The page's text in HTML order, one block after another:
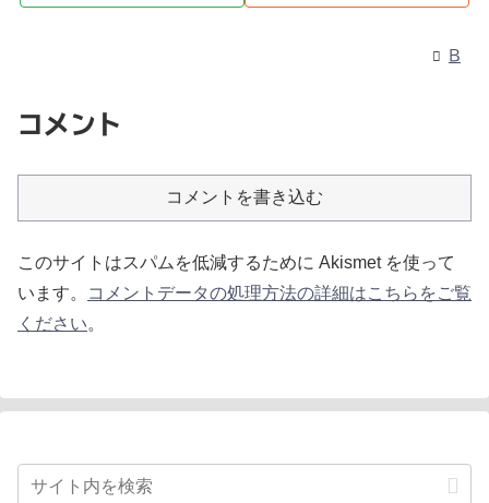
B
コメント
コメントを書き込む
このサイトはスパムを低減するために Akismet を使って
います。
コメントデータの処理方法の詳細はこちらをご覧
ください。